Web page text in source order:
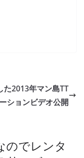
た2013年マン島TT
ションビデオ公開
のでレンタ